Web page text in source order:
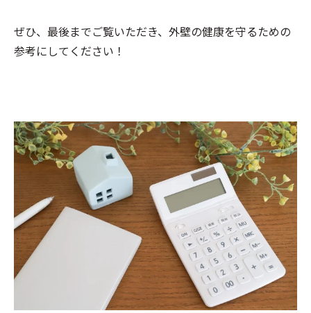
ぜひ、最後までご覧いただき、外壁の健康を守るための
参考にしてください！